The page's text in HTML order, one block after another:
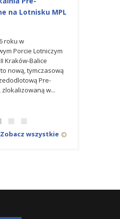
na Lotnisku MPL
roku w
Porcie Lotniczym
Kraków-Balice
nową, tymczasową
Pre-
w...
Zobacz wszystkie